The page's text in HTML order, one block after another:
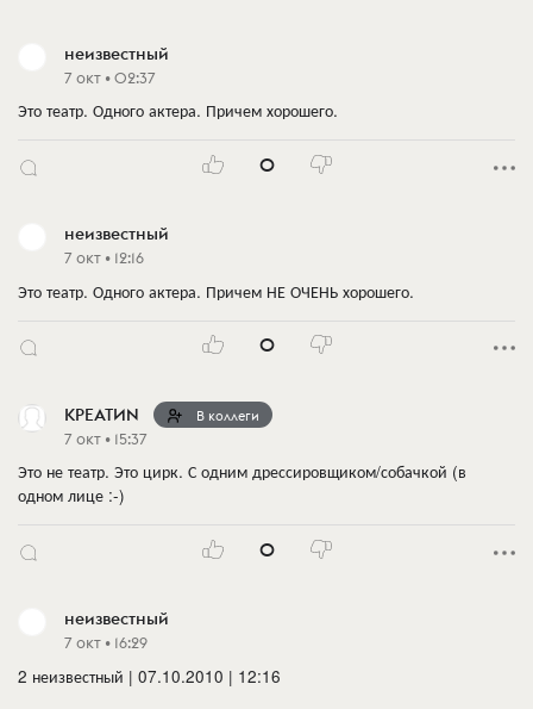
неизвестный
7 окт • 02:37
Это театр. Одного актера. Причем хорошего.
0
неизвестный
7 окт • 12:16
Это театр. Одного актера. Причем НЕ ОЧЕНЬ хорошего.
0
КРЕАТИN В коллеги
7 окт • 15:37
Это не театр. Это цирк. С одним дрессировщиком/собачкой (в
одном лице :-)
0
неизвестный
7 окт • 16:29
2 неизвестный | 07.10.2010 | 12:16